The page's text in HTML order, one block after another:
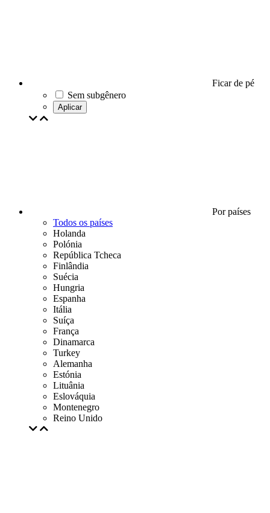
Ficar de pé
Sem subgênero
Aplicar
Por países
Todos os países
Holanda
Polónia
República Tcheca
Finlândia
Suécia
Hungria
Espanha
Itália
Suíça
França
Dinamarca
Turkey
Alemanha
Estónia
Lituânia
Eslováquia
Montenegro
Reino Unido